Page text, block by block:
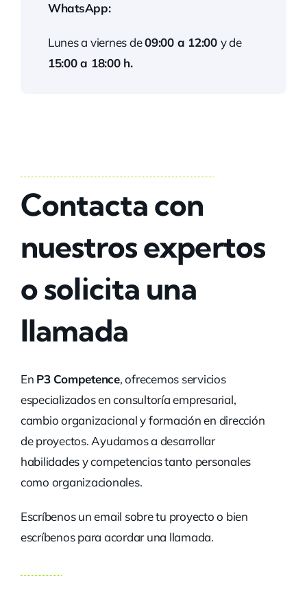
WhatsApp:
Lunes a viernes de09:00 a 12:00 y de
15:00 a 18:00 h.
Contacta con
nuestros expertos
o solicita una
llamada
En P3 Competence, ofrecemos servicios
especializados en consultoría empresarial,
cambio organizacional y formación en dirección
de proyectos. Ayudamos a desarrollar
habilidades y competencias tanto personales
como organizacionales.
Escríbenos un email sobre tu proyecto o bien
escríbenos para acordar una llamada.